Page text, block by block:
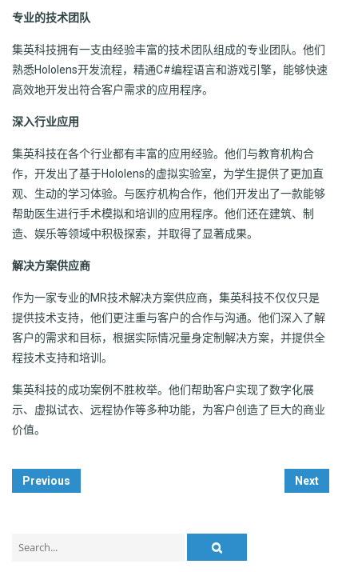
专业的技术团队
集英科技拥有一支由经验丰富的技术团队组成的专业团队。他们
熟悉Hololens开发流程，精通C#编程语言和游戏引擎，能够快速
高效地开发出符合客户需求的应用程序。
深入行业应用
集英科技在各个行业都有丰富的应用经验。他们与教育机构合
作，开发出了基于Hololens的虚拟实验室，为学生提供了更加直
观、生动的学习体验。与医疗机构合作，他们开发出了一款能够
帮助医生进行手术模拟和培训的应用程序。他们还在建筑、制
造、娱乐等领域中积极探索，并取得了显著成果。
解决方案供应商
作为一家专业的MR技术解决方案供应商，集英科技不仅仅只是
提供技术支持，他们更注重与客户的合作与沟通。他们深入了解
客户的需求和目标，根据实际情况量身定制解决方案，并提供全
程技术支持和培训。
集英科技的成功案例不胜枚举。他们帮助客户实现了数字化展
示、虚拟试衣、远程协作等多种功能，为客户创造了巨大的商业
价值。
Post
Navigation
Previous Next
for: